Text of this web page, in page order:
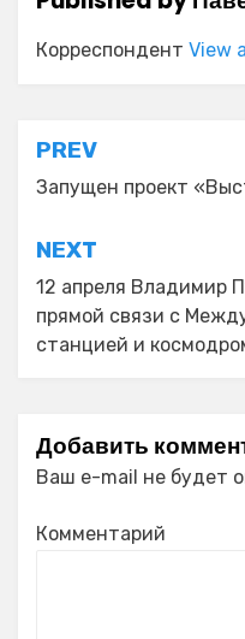
Корреспондент View
Навигация
по
записям
PREV
Запущен проект
NEXT
12 апреля Владимир
прямой связи с
станцией и
Добавить
Ваш e-mail не будет
Комментарий